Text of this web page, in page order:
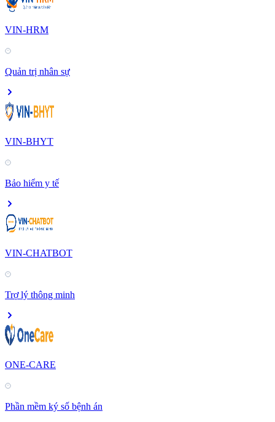
VIN-HRM
Quản trị nhân sự
VIN-BHYT
Bảo hiểm y tế
VIN-CHATBOT
Trợ lý thông minh
ONE-CARE
Phần mềm ký số bệnh án